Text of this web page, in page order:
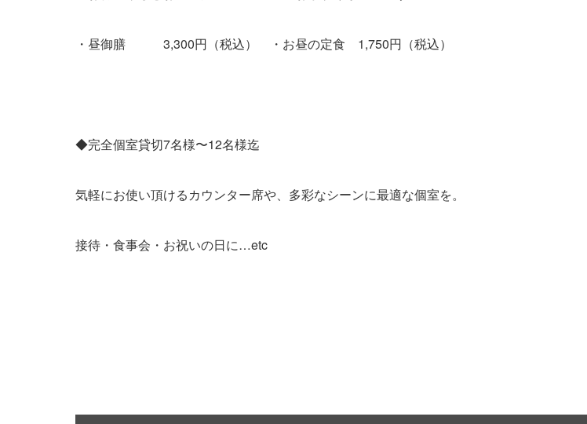
・昼御膳 3,300円（税込） ・お昼の定食 1,750円（税込）
◆完全個室貸切7名様〜12名様迄
気軽にお使い頂けるカウンター席や、多彩なシーンに最適な個室を。
接待・食事会・お祝いの日に…etc